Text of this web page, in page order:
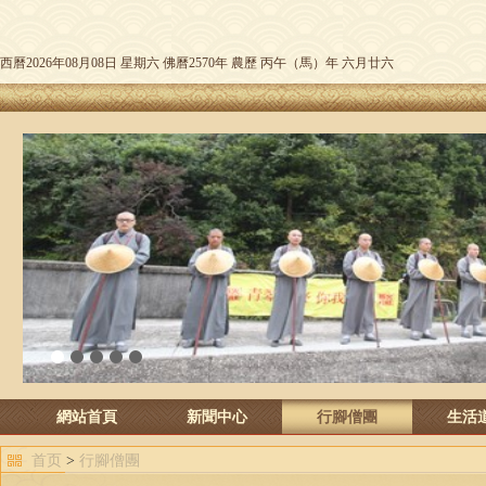
西曆2026年08月08日 星期六 佛曆2570年 農歷 丙午（馬）年 六月廿六
1 2 3 4 5
網站首頁 新聞中心 行腳僧團 生活
首页 > 行腳僧團